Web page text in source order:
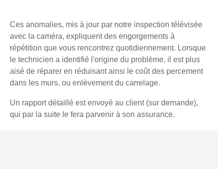
Ces anomalies, mis à jour par notre inspection télévisée
avec la caméra, expliquent des engorgements à
répétition que vous rencontrez quotidiennement. Lorsque
le technicien a identifié l'origine du problème, il est plus
aisé de réparer en réduisant ainsi le coût des percement
dans les murs, ou enlèvement du carrelage.
Un rapport détaillé est envoyé au client (sur demande),
qui par la suite le fera parvenir à son assurance.